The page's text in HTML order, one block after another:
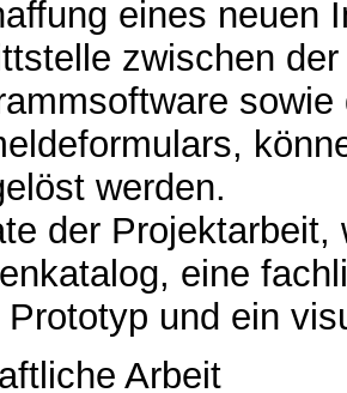
eines neuen
zwischen
werden.
der Projektarbeit,
eine
und ein
Arbeit